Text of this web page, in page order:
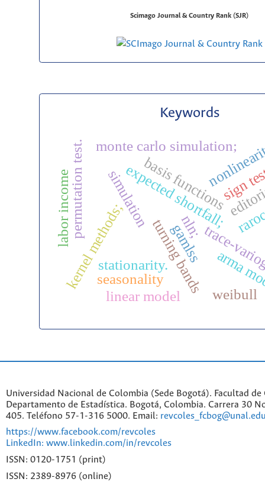
Scimago Journal & Country Rank (SJR)
Keywords
expected shortfall;
nln;
basis functions
simulation
trace-
turning bands
kernel methods;
monte carlo simulation;
sign
stationarity.
permutation test.
seasonality
gamlss
labor income
linear model arma
weibull
Universidad Nacional de Colombia (Sede Bogotá). Facultad de
Departamento de Estadística. Bogotá, Colombia. Carrera 30
405. Teléfono 57-1-316 5000. Email:
https://www.facebook.com/revcoles
LinkedIn: www.linkedin.com/in/revcoles
ISSN: 0120-1751 (print)
ISSN: 2389-8976 (online)